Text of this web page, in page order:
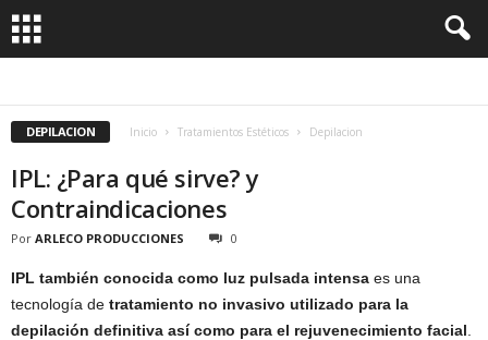
DEPILACION Inicio Tratamientos Estéticos Depilacion
IPL: ¿Para qué sirve? y
Contraindicaciones
Por ARLECO PRODUCCIONES 0
IPL también conocida como luz pulsada intensa es una
tecnología de tratamiento no invasivo utilizado para la
depilación definitiva así como para el rejuvenecimiento facial